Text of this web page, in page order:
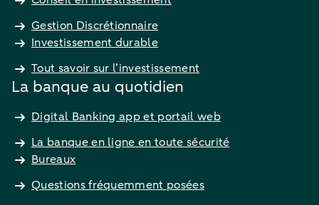
Gestion Discrétionnaire
Investissement durable
Tout savoir sur l’investissement
La banque au quotidien
Digital Banking app et portail web
La banque en ligne en toute sécurité
Bureaux
Questions fréquemment posées